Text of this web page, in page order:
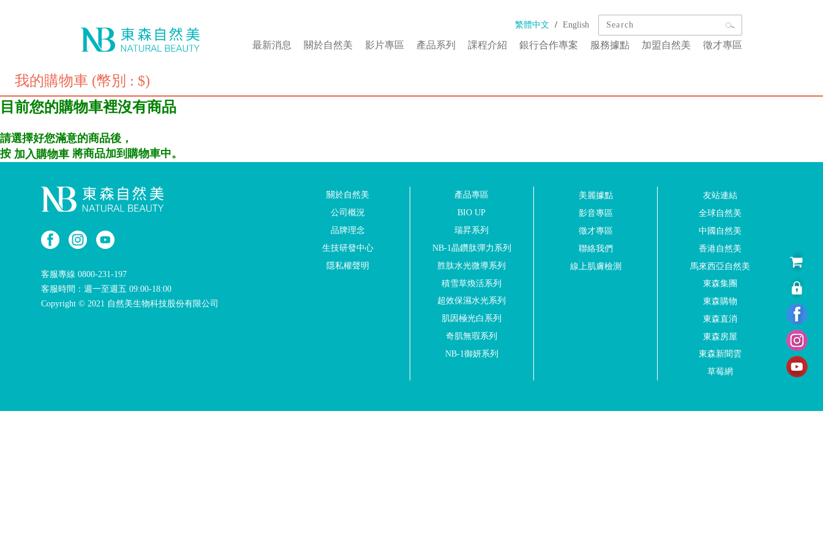
繁體中文 / English
最新消息 關於自然美 影片專區 產品系列 課程介紹 銀行合作專案 服務據點 加盟自然美 徵才專區
我的購物車 (幣別 : $)
目前您的購物車裡沒有商品
請選擇好您滿意的商品後，
按 加入購物車 將商品加到購物車中。
客服專線0800-231-197
客服時間：週一至週五 09:00-18:00
Copyright © 2021 自然美生物科技股份有限公司
關於自然美
公司概況
品牌理念
生技研發中心
隱私權聲明
產品專區
BIO UP
瑞昇系列
NB-1晶鑽肽彈力系列
胜肽水光微導系列
積雪草煥活系列
超效保濕水光系列
肌因極光白系列
奇肌無瑕系列
NB-1御妍系列
美麗據點
影音專區
徵才專區
聯絡我們
線上肌膚檢測
友站連結
全球自然美
中國自然美
香港自然美
馬來西亞自然美
東森集團
東森購物
東森直消
東森房屋
東森新聞雲
草莓網